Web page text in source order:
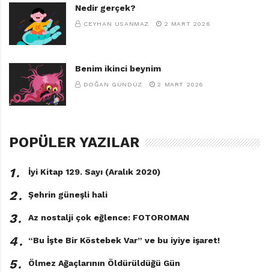
Derleyen: İshak Reyna
Nedir gerçek?
CEYHAN USANMAZ 2 MART 2026
Benim ikinci beynim
DOĞAN GÜNDÜZ 2 MART 2026
POPÜLER YAZILAR
1․ İyi Kitap 129. Sayı (Aralık 2020)
2․ Şehrin güneşli hali
3․ Az nostalji çok eğlence: FOTOROMAN
4․ “Bu İşte Bir Köstebek Var” ve bu iyiye işaret!
5․ Ölmez Ağaçlarının Öldürüldüğü Gün